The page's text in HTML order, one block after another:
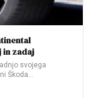
in zadaj
svojega
Škoda…